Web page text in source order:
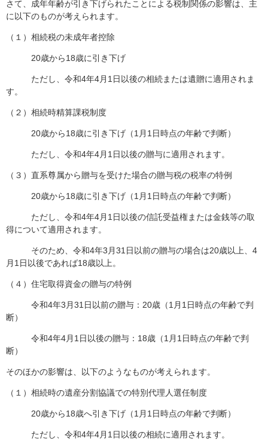
さて、成年年齢が引き下げられたことによる税制関係の影響は、主
に以下のものが考えられます。
（１）相続税の未成年者控除
20歳から18歳に引き下げ
ただし、令和4年4月1日以後の相続または遺贈に適用されま
す。
（２）相続時精算課税制度
20歳から18歳に引き下げ（1月1日時点の年齢で判断）
ただし、令和4年4月1日以後の贈与に適用されます。
（３）直系尊属から贈与を受けた場合の贈与税の税率の特例
20歳から18歳に引き下げ（1月1日時点の年齢で判断）
ただし、令和4年4月1日以後の信託受益権または金銭等の取
得について適用されます。
そのため、令和4年3月31日以前の贈与の場合は20歳以上、4
月1日以後であれば18歳以上。
（４）住宅取得資金の贈与の特例
令和4年3月31日以前の贈与：20歳（1月1日時点の年齢で判
断）
令和4年4月1日以後の贈与：18歳（1月1日時点の年齢で判
断）
そのほかの影響は、以下のようなものが考えられます。
（１）相続時の遺産分割協議での特別代理人選任制度
20歳から18歳へ引き下げ（1月1日時点の年齢で判断）
ただし、令和4年4月1日以後の相続に適用されます。